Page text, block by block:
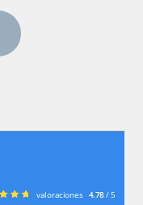
valoraciones 4.78/ 5